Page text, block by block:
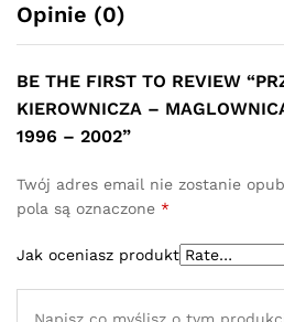
Opinie (0)
BE THE FIRST TO REVIEW
KIEROWNICZA –
1996 – 2002”
Twój adres email nie zostanie
pola są oznaczone *
Jak oceniasz produkt